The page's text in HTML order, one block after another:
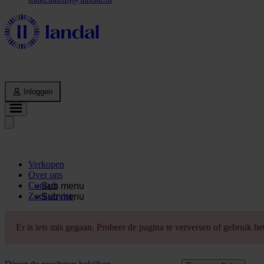
Inloggen
Verkopen
Over ons
Sub menu
Contact
Sub menu
Zoekservice
Er is iets mis gegaan. Probeer de pagina te verversen of gebruik